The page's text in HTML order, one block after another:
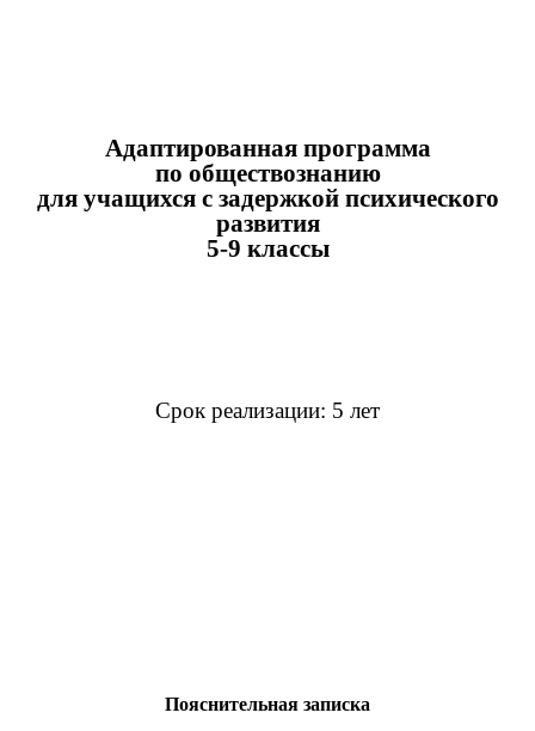
Адаптированная программа
по обществознанию
для учащихся с задержкой психического
развития
5-9 классы
Срок реализации: 5 лет
Пояснительная записка